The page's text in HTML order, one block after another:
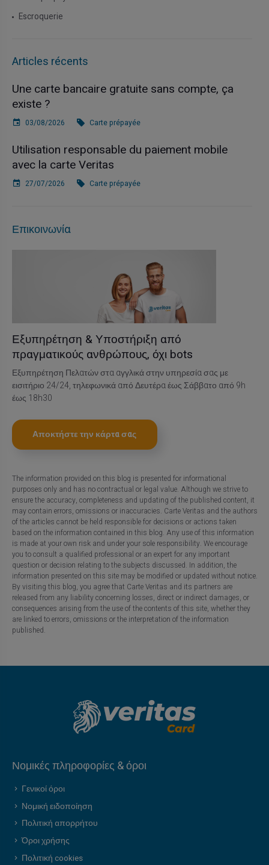
Escroquerie
Articles récents
Une carte bancaire gratuite sans compte, ça
existe ?
03/08/2026 Carte prépayée
Utilisation responsable du paiement mobile
avec la carte Veritas
27/07/2026 Carte prépayée
Επικοινωνία
Εξυπηρέτηση & Υποστήριξη από
πραγματικούς ανθρώπους, όχι bots
Εξυπηρέτηση Πελατών στα αγγλικά στην υπηρεσία σας με
εισιτήριο 24/24, τηλεφωνικά από Δευτέρα έως Σάββατο από 9h
έως 18h30
Αποκτήστε την κάρτα σας
The information provided on this blog is presented for informational
purposes only and has no contractual or legal value. Although we strive to
ensure the accuracy, completeness and updating of the published content, it
may contain errors, omissions or inaccuracies. Carte Veritas and the authors
of the articles cannot be held responsible for decisions or actions taken
based on the information contained in this blog. Any use of this information
is made at your own risk and under your sole responsibility. We encourage
you to consult a qualified professional or an expert for any important
question or decision relating to the subjects discussed. In addition, the
information presented on this site may be modified or updated without notice.
By visiting this blog, you agree that Carte Veritas and its partners are
released from any liability concerning losses, direct or indirect damages, or
consequences arising from the use of the contents of this site, whether they
are linked to errors, omissions or the interpretation of the information
published.
Νομικές πληροφορίες & όροι
Γενικοί όροι
Νομική ειδοποίηση
Πολιτική απορρήτου
Όροι χρήσης
Πολιτική cookies